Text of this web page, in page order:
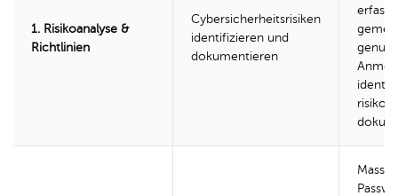
1. Risikoanalyse &
Richtlinien
Cybersicherheitsrisiken
identifizieren und
dokumentieren